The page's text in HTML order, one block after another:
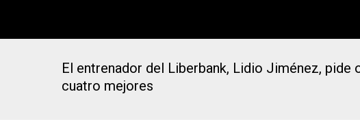
El entrenador del Liberbank, Lidio Jiménez,
cuatro mejores